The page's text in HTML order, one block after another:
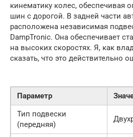
кинематику колес, обеспечивая
шин с дорогой. В задней части
расположена независимая
DampTronic. Она обеспечивает
на высоких скоростях. Я, как
сказать, что это действительно
Параметр
Тип подвески
(передняя)